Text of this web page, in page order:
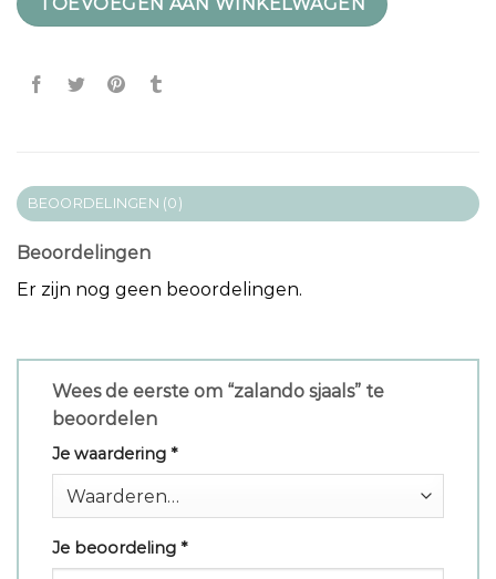
BEOORDELINGEN (0)
Beoordelingen
Er zijn nog geen beoordelingen.
Wees de eerste om “zalando sjaals” te
beoordelen
Je waardering *
Je beoordeling *